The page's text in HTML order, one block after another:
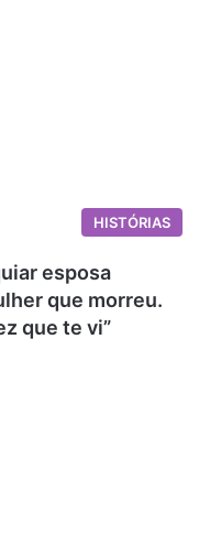
HISTÓRIAS
esposa
que morreu.
que te vi”